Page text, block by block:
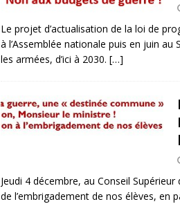
Le projet d’actualisation de la loi de
à l’Assemblée nationale puis en juin
les armées, d’ici à 2030. […]
Jeudi 4 décembre, au Conseil
de l’embrigadement de nos élèves, en